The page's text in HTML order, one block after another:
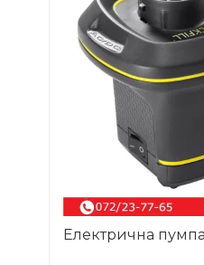
Електрична